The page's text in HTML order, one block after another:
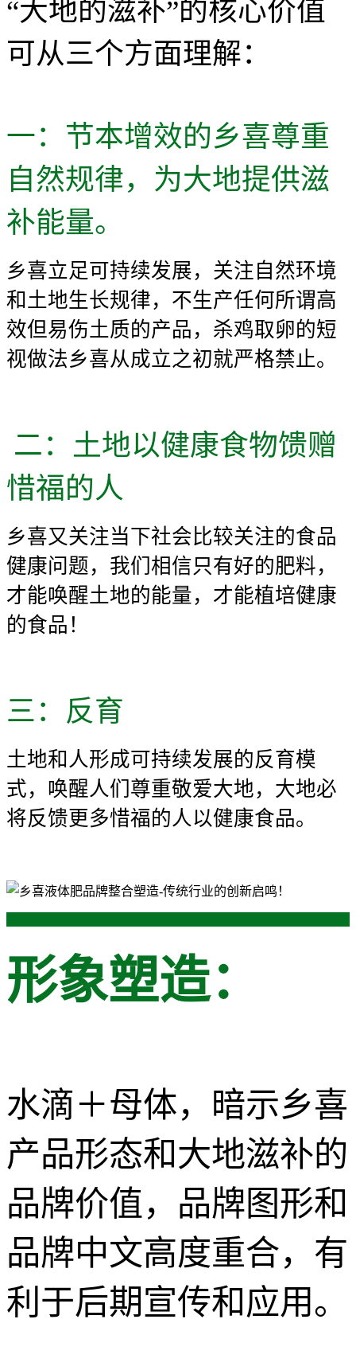
“大地的滋补”的核心价值
可从三个方面理解：
一：节本增效的乡喜尊重
自然规律，为大地提供滋
补能量。
乡喜立足可持续发展，关注自然环境
和土地生长规律，不生产任何所谓高
效但易伤土质的产品，杀鸡取卵的短
视做法乡喜从成立之初就严格禁止。
二：土地以健康食物馈赠
惜福的人
乡喜又关注当下社会比较关注的食品
健康问题，我们相信只有好的肥料，
才能唤醒土地的能量，才能植培健康
的食品！
三：反育
土地和人形成可持续发展的反育模
式，唤醒人们尊重敬爱大地，大地必
将反馈更多惜福的人以健康食品。
形象塑造：
水滴＋母体，暗示乡喜
产品形态和大地滋补的
品牌价值，品牌图形和
品牌中文高度重合，有
利于后期宣传和应用。